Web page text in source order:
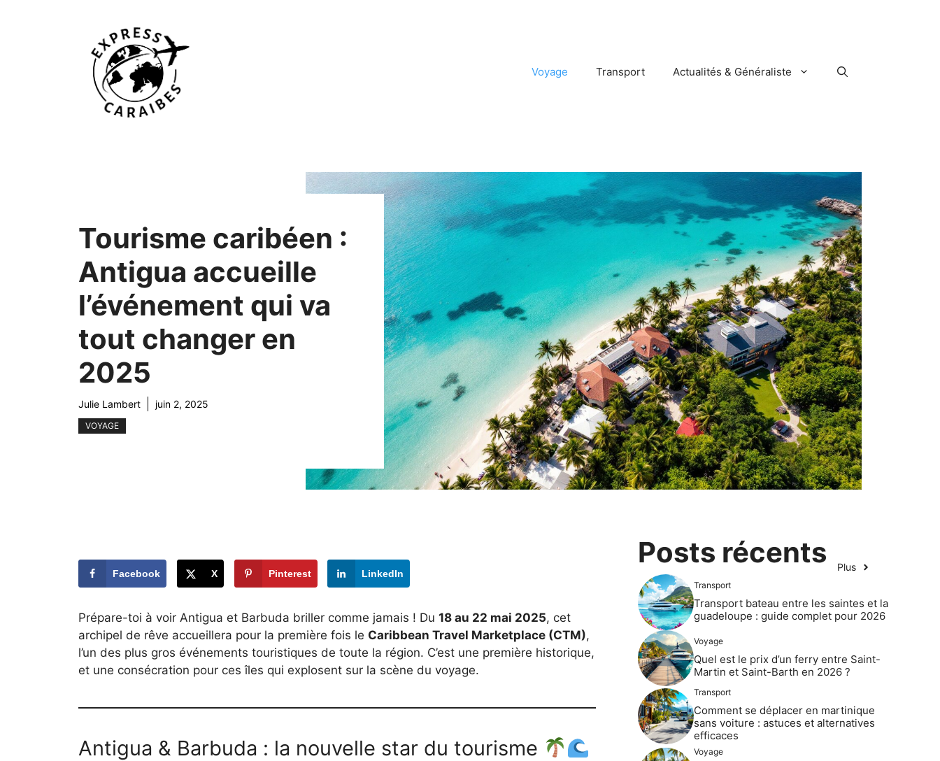
Voyage Transport Actualités & Généraliste
Tourisme caribéen :
Antigua accueille
l’événement qui va
tout changer en
2025
Julie Lambert juin 2, 2025
VOYAGE
Facebook X Pinterest LinkedIn
Prépare-toi à voir Antigua et Barbuda briller comme jamais ! Du 18 au 22 mai 2025, cet
archipel de rêve accueillera pour la première fois le Caribbean Travel Marketplace (CTM),
l’un des plus gros événements touristiques de toute la région. C’est une première historique,
et une consécration pour ces îles qui explosent sur la scène du voyage.
Antigua & Barbuda : la nouvelle star du tourisme
Posts récents Plus
Transport
Transport bateau entre les saintes et la
guadeloupe : guide complet pour 2026
Voyage
Quel est le prix d’un ferry entre Saint-
Martin et Saint-Barth en 2026 ?
Transport
Comment se déplacer en martinique
sans voiture : astuces et alternatives
efficaces
Voyage